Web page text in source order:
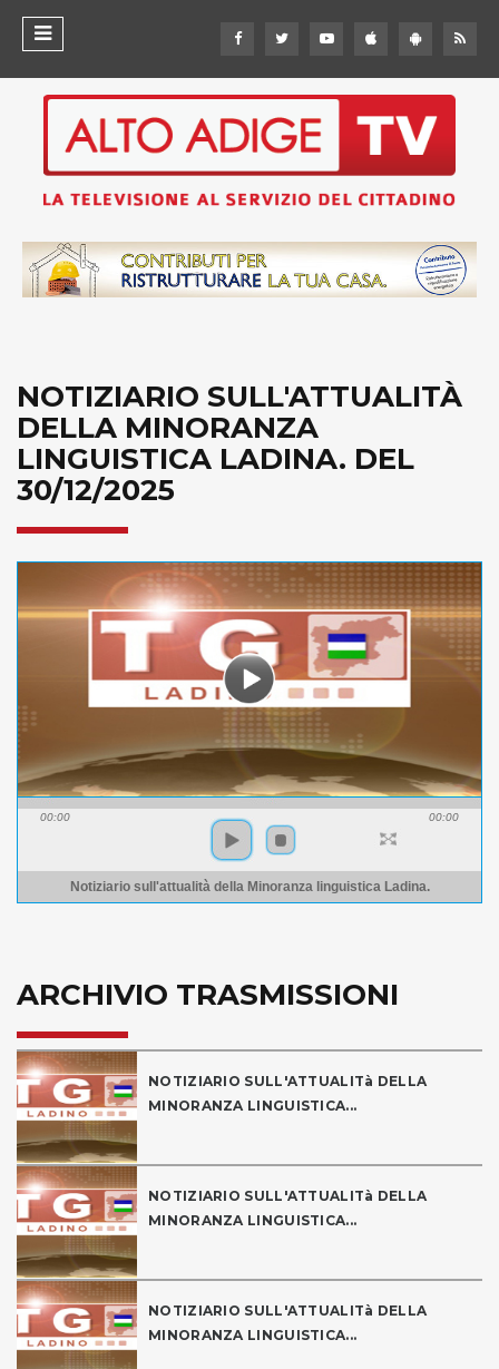
NOTIZIARIO SULL'ATTUALITÀ
DELLA MINORANZA
LINGUISTICA LADINA. DEL
30/12/2025
00:00 00:00
Notiziario sull'attualità della Minoranza linguistica Ladina.
ARCHIVIO TRASMISSIONI
NOTIZIARIO SULL'ATTUALITà DELLA
MINORANZA LINGUISTICA...
NOTIZIARIO SULL'ATTUALITà DELLA
MINORANZA LINGUISTICA...
NOTIZIARIO SULL'ATTUALITà DELLA
MINORANZA LINGUISTICA...